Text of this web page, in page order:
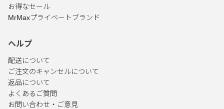
お得なセール
MrMaxプライベートブランド
ヘルプ
配送について
ご注文のキャンセルについて
返品について
よくあるご質問
お問い合わせ・ご意見